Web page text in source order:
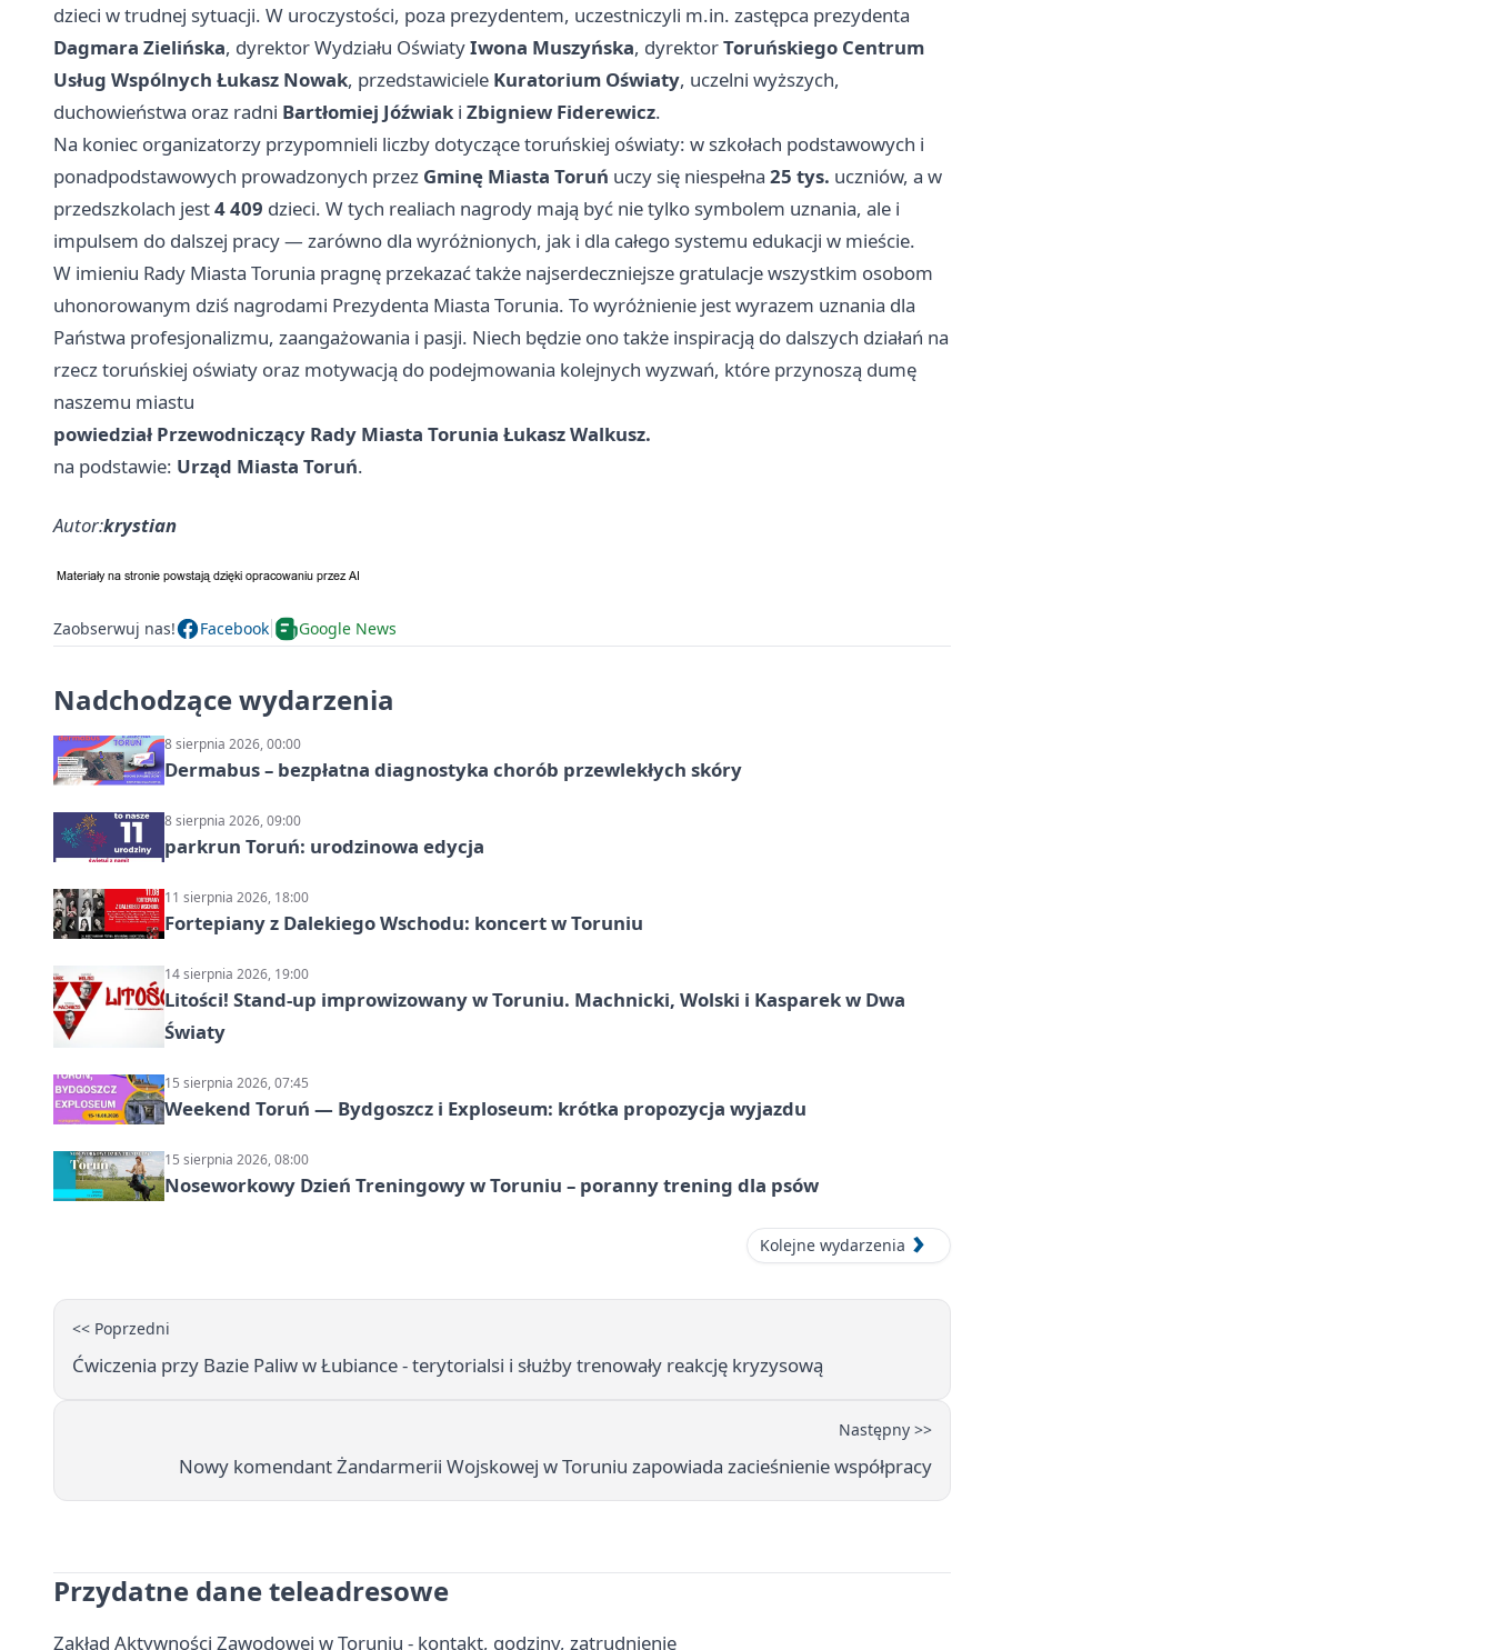
dzieci w trudnej sytuacji. W uroczystości, poza prezydentem, uczestniczyli m.in. zastępca prezydenta
Dagmara Zielińska, dyrektor Wydziału OświatyIwona Muszyńska, dyrektorToruńskiego Centrum
Usług Wspólnych Łukasz Nowak, przedstawiciele Kuratorium Oświaty, uczelni wyższych,
duchowieństwa oraz radni Bartłomiej Jóźwiak i Zbigniew Fiderewicz.
Na koniec organizatorzy przypomnieli liczby dotyczące toruńskiej oświaty: w szkołach podstawowych i
ponadpodstawowych prowadzonych przez Gminę Miasta Toruń uczy się niespełna 25 tys. uczniów, a w
przedszkolach jest4 409 dzieci. W tych realiach nagrody mają być nie tylko symbolem uznania, ale i
impulsem do dalszej pracy — zarówno dla wyróżnionych, jak i dla całego systemu edukacji w mieście.
W imieniu Rady Miasta Torunia pragnę przekazać także najserdeczniejsze gratulacje wszystkim osobom
uhonorowanym dziś nagrodami Prezydenta Miasta Torunia. To wyróżnienie jest wyrazem uznania dla
Państwa profesjonalizmu, zaangażowania i pasji. Niech będzie ono także inspiracją do dalszych działań na
rzecz toruńskiej oświaty oraz motywacją do podejmowania kolejnych wyzwań, które przynoszą dumę
naszemu miastu
powiedział Przewodniczący Rady Miasta Torunia Łukasz Walkusz.
na podstawie: Urząd Miasta Toruń.
Autor:krystian
Zaobserwuj nas! Facebook Google News
Nadchodzące wydarzenia
8 sierpnia 2026, 00:00
Dermabus – bezpłatna diagnostyka chorób przewlekłych skóry
8 sierpnia 2026, 09:00
parkrun Toruń: urodzinowa edycja
11 sierpnia 2026, 18:00
Fortepiany z Dalekiego Wschodu: koncert w Toruniu
14 sierpnia 2026, 19:00
Litości! Stand-up improwizowany w Toruniu. Machnicki, Wolski i Kasparek w Dwa
Światy
15 sierpnia 2026, 07:45
Weekend Toruń — Bydgoszcz i Exploseum: krótka propozycja wyjazdu
15 sierpnia 2026, 08:00
Noseworkowy Dzień Treningowy w Toruniu – poranny trening dla psów
Kolejne wydarzenia
<< Poprzedni
Ćwiczenia przy Bazie Paliw w Łubiance - terytorialsi i służby trenowały reakcję kryzysową
Następny >>
Nowy komendant Żandarmerii Wojskowej w Toruniu zapowiada zacieśnienie współpracy
Przydatne dane teleadresowe
Zakład Aktywności Zawodowej w Toruniu - kontakt, godziny, zatrudnienie